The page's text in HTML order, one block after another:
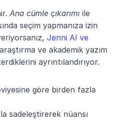
Ana cümle çıkarımı
seçim yapmanıza izin
Jenni AI ve
araştırma ve akademik yazım
ayrıntılandırıyor.
göre birden fazla
sadeleştirerek nüansı